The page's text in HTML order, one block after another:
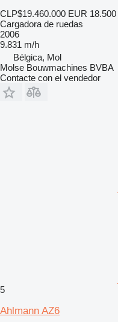
CLP$19.460.000 EUR 18.500
Cargadora de ruedas
2006
9.831 m/h
Bélgica, Mol
Molse Bouwmachines BVBA
Contacte con el vendedor
5
Ahlmann AZ6